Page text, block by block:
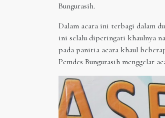
Bungurasih.
Dalam acara ini terbagi dalam
ini selalu diperingati khaulnya
pada panitia acara khaul
Pemdes Bungurasih menggelar